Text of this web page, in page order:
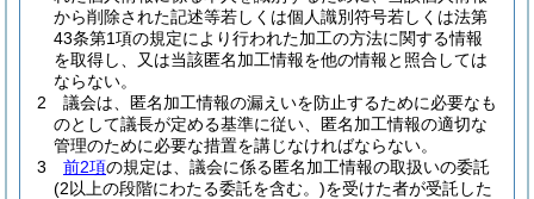
から削除された記述等若しくは個人識別符号若しくは法第
43条第1項の規定により行われた加工の方法に関する情報
を取得し、又は当該匿名加工情報を他の情報と照合しては
ならない。
2
議会は、匿名加工情報の漏えいを防止するために必要なも
のとして議長が定める基準に従い、匿名加工情報の適切な
管理のために必要な措置を講じなければならない。
3
前2項の規定は、議会に係る匿名加工情報の取扱いの委託
(2以上の段階にわたる委託を含む。)を受けた者が受託した